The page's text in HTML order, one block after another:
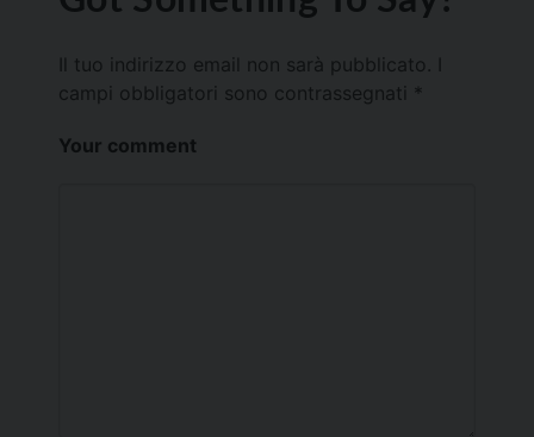
Il tuo indirizzo email non sarà pubblicato.
campi obbligatori sono contrassegnati *
Your comment